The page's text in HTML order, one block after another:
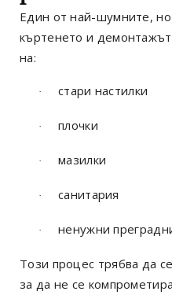
Един от най-шумните,
къртенето и
на:
· стари настилки
· плочки
· мазилки
· санитария
· ненужни
Този процес трябва да
за да не се